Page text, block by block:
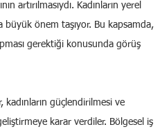
artırılmasıydı. Kadınların yerel
büyük önem taşıyor. Bu kapsamda,
gerektiği konusunda görüş
kadınların güçlendirilmesi ve
karar verdiler. Bölgesel iş